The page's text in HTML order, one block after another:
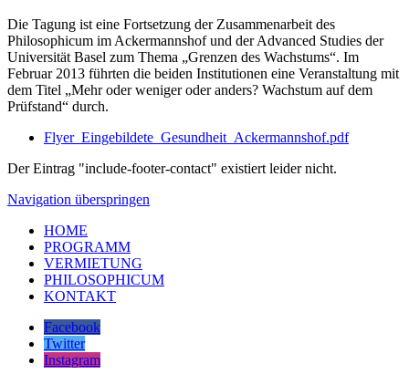
Die Tagung ist eine Fortsetzung der Zusammenarbeit des
Philosophicum im Ackermannshof und der Advanced Studies der
Universität Basel zum Thema „Grenzen des Wachstums“. Im
Februar 2013 führten die beiden Institutionen eine Veranstaltung mit
dem Titel „Mehr oder weniger oder anders? Wachstum auf dem
Prüfstand“ durch.
Flyer_Eingebildete_Gesundheit_Ackermannshof.pdf
Der Eintrag "include-footer-contact" existiert leider nicht.
Navigation überspringen
HOME
PROGRAMM
VERMIETUNG
PHILOSOPHICUM
KONTAKT
Facebook
Twitter
Instagram